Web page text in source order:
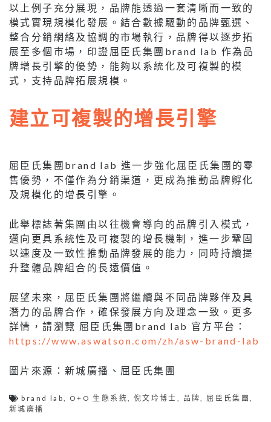
以上例子充分展現，品牌能透過一套清晰而一致的
模式實現規模化發展。結合數據驅動的品牌甄選、
整合分銷網絡及協調的市場執行，品牌得以逐步拓
展至多個市場，印證屈臣氏集團brand lab 作為品
牌增長引擎的優勢，能夠以系統化及可複製的模
式，支持品牌拓展規模。
建立可複製的增長引擎
屈臣氏集團brand lab 進一步強化屈臣氏集團的零
售優勢，不僅作為分銷渠道，更成為推動品牌孵化
及規模化的增長引擎。
此舉標誌著集團由以往機會導向的品牌引入模式，
邁向更具系統性及可複製的增長機制，進一步鞏固
以速度及一致性推動品牌發展的能力，同時持續提
升整體品牌組合的長遠價值。
展望未來，屈臣氏集團將繼續與不同品牌夥伴及具
潛力的品牌合作，確保發展方向及理念一致。更多
詳情，請瀏覽 屈臣氏集團brand lab 官方平台：
https://www.aswatson.com/zh/asw-brand-lab
圖片來源：新城廣播、屈臣氏集團
brand lab, O+O 生態系統, 倪文玲博士 , 品牌, 屈臣氏集團,
新城廣播